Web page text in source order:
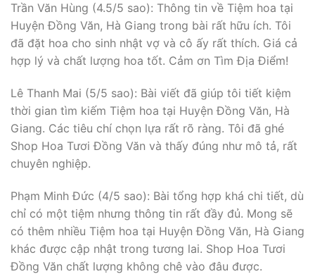
Trần Văn Hùng (4.5/5 sao): Thông tin về Tiệm hoa tại
Huyện Đồng Văn, Hà Giang trong bài rất hữu ích. Tôi
đã đặt hoa cho sinh nhật vợ và cô ấy rất thích. Giá cả
hợp lý và chất lượng hoa tốt. Cảm ơn Tìm Địa Điểm!
Lê Thanh Mai (5/5 sao): Bài viết đã giúp tôi tiết kiệm
thời gian tìm kiếm Tiệm hoa tại Huyện Đồng Văn, Hà
Giang. Các tiêu chí chọn lựa rất rõ ràng. Tôi đã ghé
Shop Hoa Tươi Đồng Văn và thấy đúng như mô tả, rất
chuyên nghiệp.
Phạm Minh Đức (4/5 sao): Bài tổng hợp khá chi tiết, dù
chỉ có một tiệm nhưng thông tin rất đầy đủ. Mong sẽ
có thêm nhiều Tiệm hoa tại Huyện Đồng Văn, Hà Giang
khác được cập nhật trong tương lai. Shop Hoa Tươi
Đồng Văn chất lượng không chê vào đâu được.